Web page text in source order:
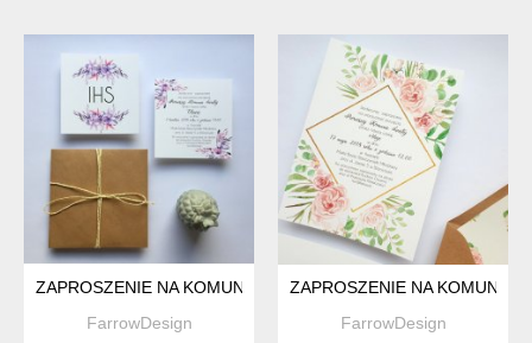
ZAPROSZENIE NA KOMUNIĘ ŚWIĘTĄ FD17
FarrowDesign
ZAPROSZENIE NA KOMUNIĘ
FarrowDesign